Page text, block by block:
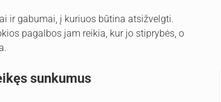
ir gabumai, į kuriuos būtina atsižvelgti.
pagalbos jam reikia, kur jo stiprybės, o
sunkumus